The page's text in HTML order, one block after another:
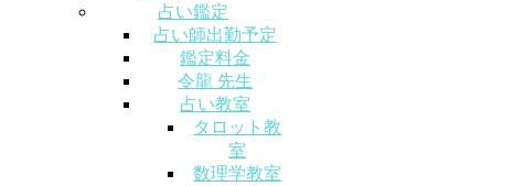
占い鑑定
占い師出勤予定
鑑定料金
令龍 先生
占い教室
タロット教
室
数理学教室